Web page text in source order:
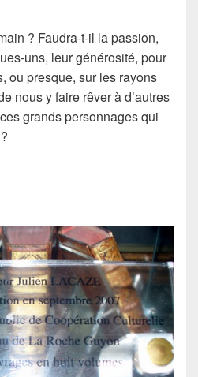
? Faudra-t-il la passion,
uns, leur générosité, pour
ou presque, sur les rayons
nous y faire rêver à d’autres
grands personnages qui